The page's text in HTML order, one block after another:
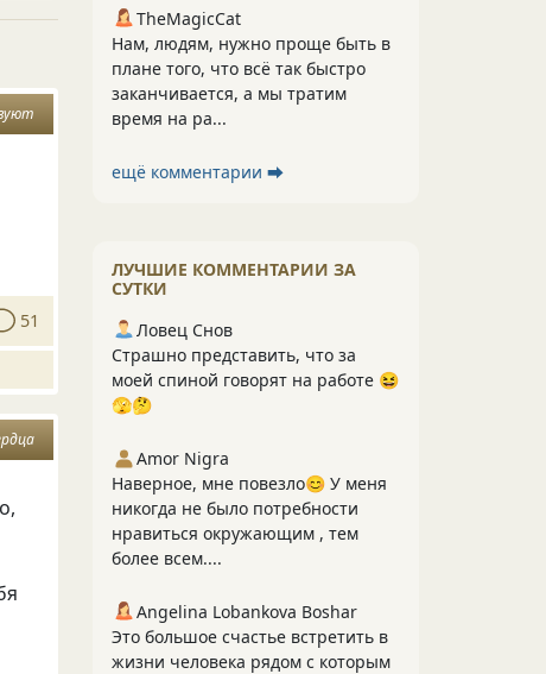
51
TheMagicCat
Нам, людям, нужно проще быть в
плане того, что всё так быстро
заканчивается, а мы тратим
время на ра...
ещё комментарии ⮕
ЛУЧШИЕ КОММЕНТАРИИ ЗА
СУТКИ
Ловец Снов
Страшно представить, что за
моей спиной говорят на работе 😆
🫣🤔
Amor Nigra
Наверное, мне повезло😊 У меня
никогда не было потребности
нравиться окружающим , тем
более всем....
Angelina Lobankova Boshar
Это большое счастье встретить в
жизни человека рядом с которым